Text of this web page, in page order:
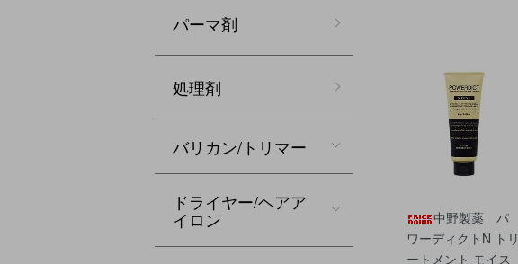
中野製薬 パ
ワーディクトN トリ
ートメント モイス
パーマ剤
処理剤
バリカン/トリマー
ドライヤー/ヘアア
イロン